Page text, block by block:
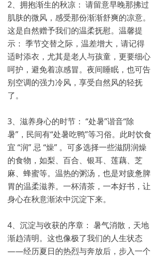
2、拥抱渐生的秋凉： 请留意早晚那拂过
肌肤的微风，感受那份渐渐舒爽的凉意。
这是自然赠予我们的温柔抚慰。温馨提
示： 季节交替之际，温差增大，请记得
适时添衣，尤其是老人与孩童，更要细心
呵护，避免着凉感冒。夜间睡眠，也可告
别空调的强力冷风，享受自然风的轻抚
了。
3、滋养身心的时节： “处暑”谐音“除
暑”，民间有“处暑吃鸭”等习俗。此时饮食
宜 “润” 忌 “燥” 。可多选择一些滋阴润燥
的食物，如梨、百合、银耳、莲藕、芝
麻、蜂蜜等。温热的粥汤，也是对疲惫脾
胃的温柔滋养。一杯清茶，一本好书，让
身心在秋意渐浓中沉淀下来。
4、沉淀与收获的序章： 暑气消散，天地
渐趋清明。这也像极了我们的人生状态
——经历夏日的热烈与奔放后，步入一个